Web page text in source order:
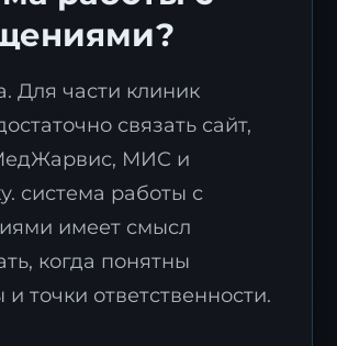
Для части клиник
связать сайт,
МИС и
система работы с
имеет смысл
когда понятны
точки ответственности.
стратегию